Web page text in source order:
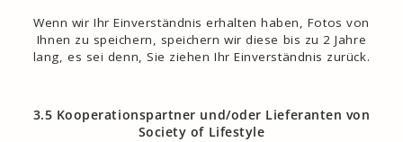
Wenn wir Ihr Einverständnis erhalten haben, Fotos von
Ihnen zu speichern, speichern wir diese bis zu 2 Jahre
lang, es sei denn, Sie ziehen Ihr Einverständnis zurück.
3.5 Kooperationspartner und/oder Lieferanten von
Society of Lifestyle